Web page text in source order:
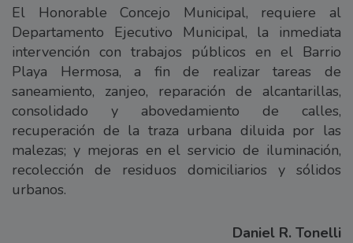
El Honorable Concejo Municipal, requiere al
Departamento Ejecutivo Municipal, la inmediata
intervención con trabajos públicos en el Barrio
Playa Hermosa, a fin de realizar tareas de
saneamiento, zanjeo, reparación de alcantarillas,
consolidado y abovedamiento de calles,
recuperación de la traza urbana diluida por las
malezas; y mejoras en el servicio de iluminación,
recolección de residuos domiciliarios y sólidos
urbanos.
Daniel R. Tonelli